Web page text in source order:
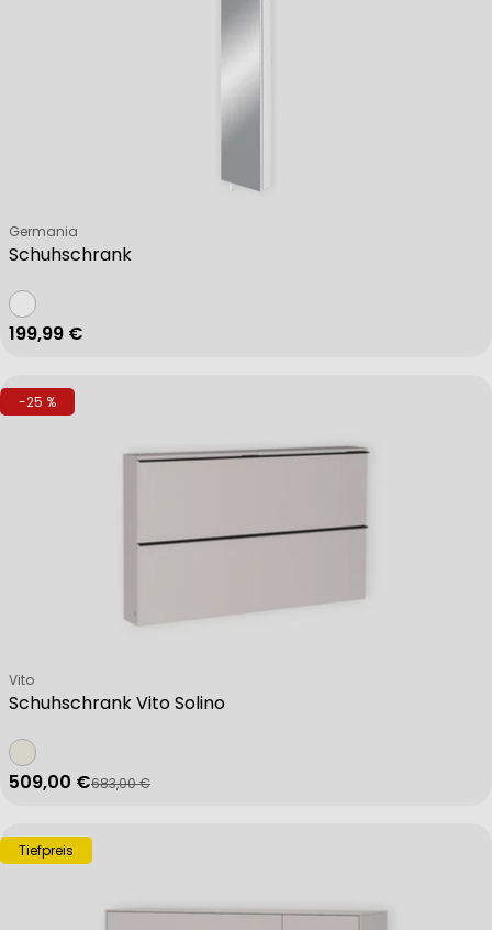
Schuhschrank
Verkäufer:
Germania
Regulärer Preis
199,99 €
-25 %
Schuhschrank Vito Solino
Verkäufer:
Vito
Verkaufspreis
509,00 €
Regulärer Preis
683,00 €
Tiefpreis